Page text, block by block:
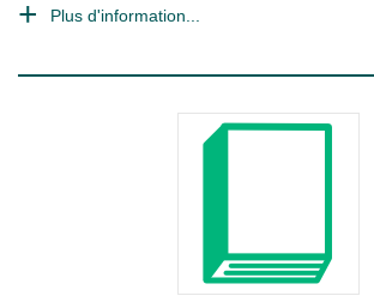
Plus d'information...